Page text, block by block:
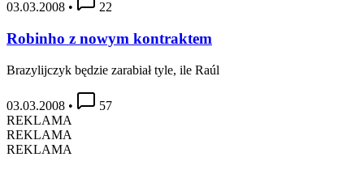
03.03.2008 • 22
Robinho z nowym kontraktem
Brazylijczyk będzie zarabiał tyle, ile Raúl
03.03.2008 •
57
REKLAMA
REKLAMA
REKLAMA